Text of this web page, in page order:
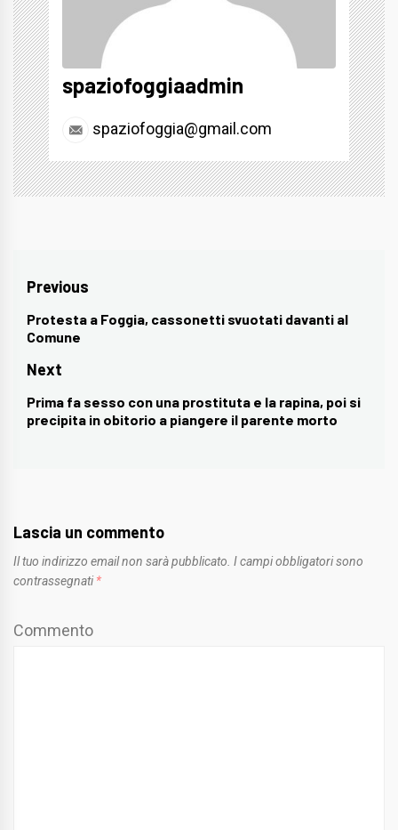
spaziofoggiaadmin
spaziofoggia@gmail.com
Navigazione
articoli
Previous
Previous
post:
Protesta a Foggia, cassonetti svuotati davanti al
Comune
Next
Next
post:
Prima fa sesso con una prostituta e la rapina, poi si
precipita in obitorio a piangere il parente morto
Lascia un commento
Il tuo indirizzo email non sarà pubblicato. I campi obbligatori sono
contrassegnati *
Commento